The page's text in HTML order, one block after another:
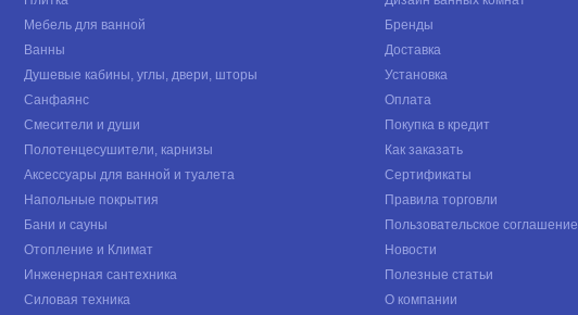
Мебель для ванной
Ванны
Душевые кабины, углы, двери, шторы
Санфаянс
Смесители и души
Полотенцесушители, карнизы
Аксессуары для ванной и туалета
Напольные покрытия
Бани и сауны
Отопление и Климат
Инженерная сантехника
Силовая техника
Бренды
Доставка
Установка
Оплата
Покупка в кредит
Как заказать
Сертификаты
Правила торговли
Пользовательское соглашение
Новости
Полезные статьи
О компании